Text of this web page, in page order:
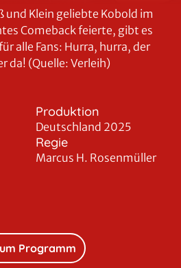
und Klein geliebte Kobold im
Comeback feierte, gibt es
alle Fans: Hurra, hurra, der
da! (Quelle: Verleih)
Produktion
Deutschland 2025
Regie
Marcus H. Rosenmüller
Programm